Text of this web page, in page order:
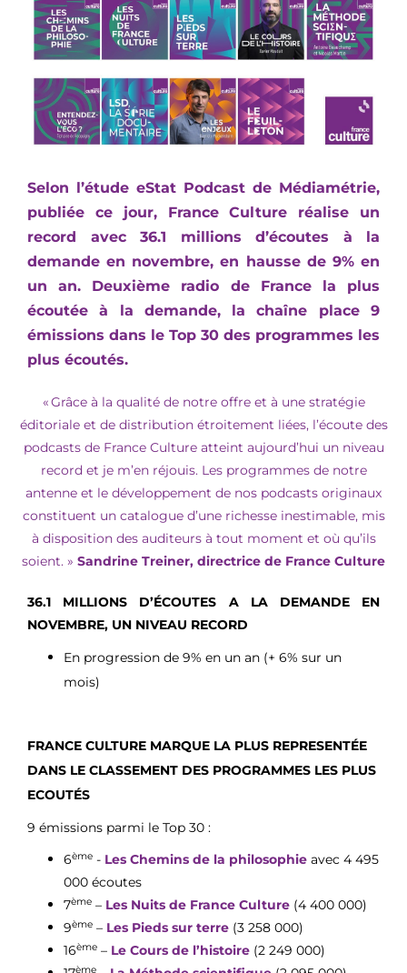
Selon l’étude eStat Podcast de Médiamétrie,
publiée ce jour, France Culture réalise un
record avec 36.1 millions d’écoutes à la
demande en novembre, en hausse de 9% en
un an. Deuxième radio de France la plus
écoutée à la demande, la chaîne place 9
émissions dans le Top 30 des programmes les
plus écoutés.
« Grâce à la qualité de notre offre et à une stratégie
éditoriale et de distribution étroitement liées, l’écoute des
podcasts de France Culture atteint aujourd’hui un niveau
record et je m’en réjouis. Les programmes de notre
antenne et le développement de nos podcasts originaux
constituent un catalogue d’une richesse inestimable, mis
à disposition des auditeurs à tout moment et où qu’ils
soient. » Sandrine Treiner, directrice de France Culture
36.1 MILLIONS D’ÉCOUTES A LA DEMANDE EN
NOVEMBRE, UN NIVEAU RECORD
En progression de 9% en un an (+ 6% sur un
mois)
FRANCE CULTURE MARQUE LA PLUS REPRESENTÉE
DANS LE CLASSEMENT DES PROGRAMMES LES PLUS
ECOUTÉS
9 émissions parmi le Top 30 :
6ème - Les Chemins de la philosophie avec 4 495
000 écoutes
7ème – Les Nuits de France Culture (4 400 000)
9ème – Les Pieds sur terre (3 258 000)
16ème – Le Cours de l’histoire (2 249 000)
ème